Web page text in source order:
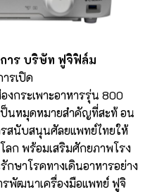
การ บริษัท ฟูจิฟิล์ม
รเปิด
งกระเพาะอาหารรุ่น 800
ป็นหมุดหมายสำคัญที่สะท้ อน
สนับสนุนศัลยแพทย์ไทยให้
ลก พร้อมเสริมศักยภาพโรง
ษาโรคทางเดินอาหารอย่าง
พัฒนาเครื่องมือแพทย์ ฟูจิ